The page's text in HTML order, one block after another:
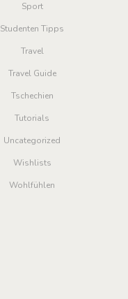
Sport
Studenten Tipps
Travel
Travel Guide
Tschechien
Tutorials
Uncategorized
Wishlists
Wohlfühlen